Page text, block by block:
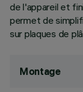
de l'appareil et
permet de
sur plaques de
Montage